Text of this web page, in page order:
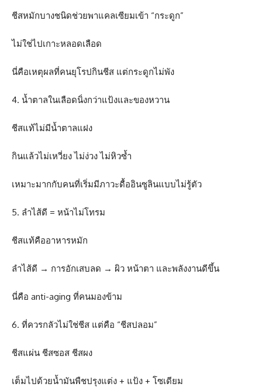
ชีสหมักบางชนิดช่วยพาแคลเซียมเข้า “กระดูก”
ไม่ใช่ไปเกาะหลอดเลือด
นี่คือเหตุผลที่คนยุโรปกินชีส แต่กระดูกไม่พัง
4. น้ำตาลในเลือดนิ่งกว่าแป้งและของหวาน
ชีสแท้ไม่มีน้ำตาลแฝง
กินแล้วไม่เหวี่ยง ไม่ง่วง ไม่หิวซ้ำ
เหมาะมากกับคนที่เริ่มมีภาวะดื้ออินซูลินแบบไม่รู้ตัว
5. ลำไส้ดี = หน้าไม่โทรม
ชีสแท้คืออาหารหมัก
ลำไส้ดี → การอักเสบลด → ผิว หน้าตา และพลังงานดีขึ้น
นี่คือ anti-aging ที่คนมองข้าม
6. ที่ควรกลัวไม่ใช่ชีส แต่คือ “ชีสปลอม”
ชีสแผ่น ชีสซอส ชีสผง
เต็มไปด้วยน้ำมันพืชปรุงแต่ง + แป้ง + โซเดียม